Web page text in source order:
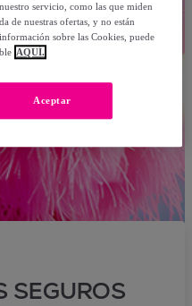
SEGUROS
servicio, como las que miden
de nuestras ofertas, y no están
sobre las Cookies, puede
AQUÍ.
Aceptar